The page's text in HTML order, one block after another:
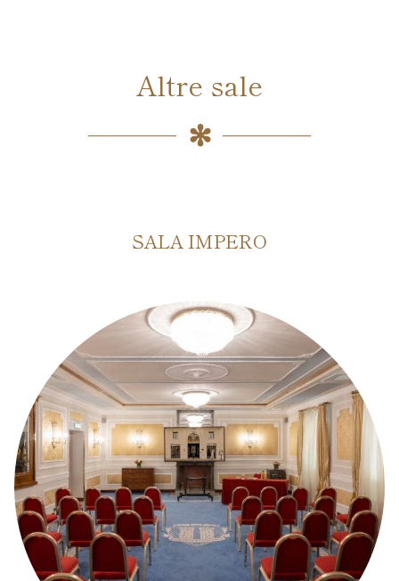
Altre sale
SALA IMPERO